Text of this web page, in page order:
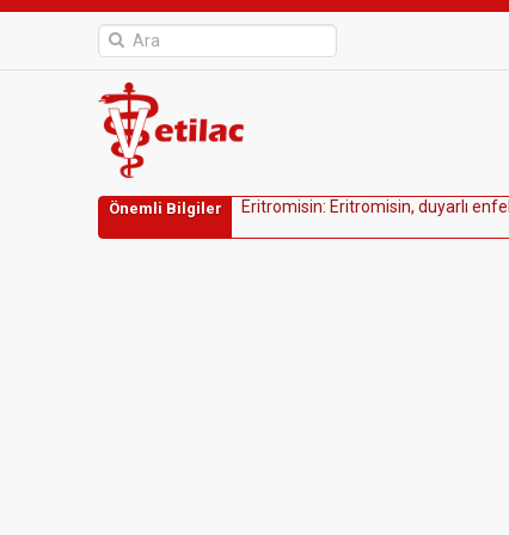
Önemli Bilgiler Eritromisin: Eritromisin, duyarı enfe